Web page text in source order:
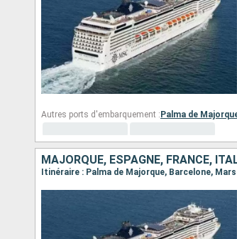
Autres ports d'embarquement : Palma de
MAJORQUE, ESPAGNE, FRANCE,